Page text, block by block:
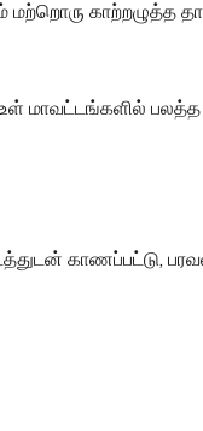
மற்றொரு காற்றழுத்த
மாவட்டங்களில் பலத்த
காணப்பட்டு,